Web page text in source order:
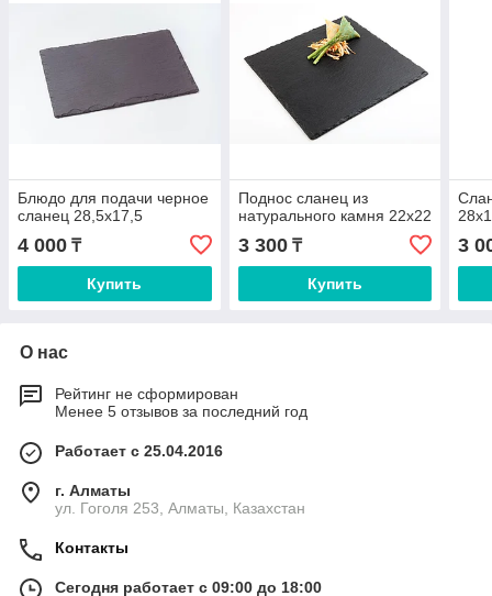
Блюдо для подачи черное
сланец 28,5х17,5
4 000 ₸
Купить
Поднос сланец из
натурального камня 22х22
3 300₸
Купить
3
О нас
Рейтинг не сформирован
Менее 5 отзывов за последний год
Работает с 25.04.2016
г. Алматы
ул. Гоголя 253, Алматы, Казахстан
Контакты
Сегодня работает с 09:00 до 18:00